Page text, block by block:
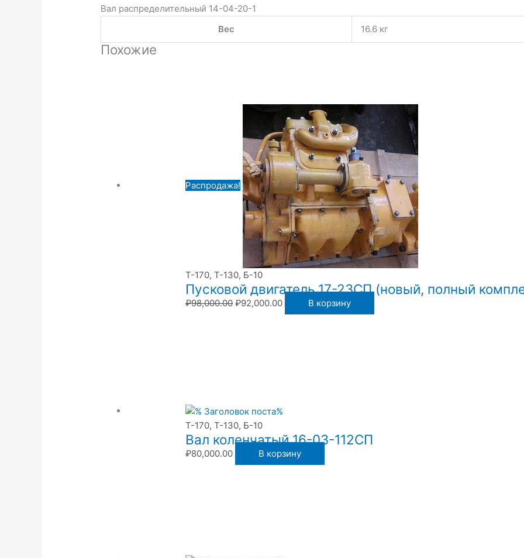
Вал распределительный 14-04-20-1
Вес
16.6 кг
Похожие
Распродажа!
Т-170, Т-130, Б-10
Пусковой двигатель 17-23СП (новый, полный
₽98,000.00 ₽92,000.00 В корзину
Т-170, Т-130, Б-10
Вал коленчатый 16-03-112СП
₽80,000.00 В корзину